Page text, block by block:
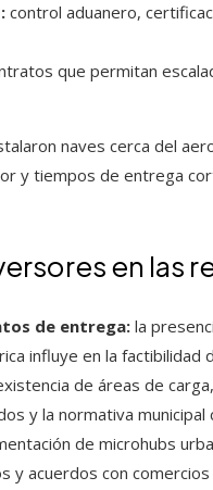
control aduanero,
que permitan
naves cerca del
y tiempos de entrega
en las
de entrega: la
influye en la factibilidad
de áreas de
y la normativa
de microhubs
y acuerdos con